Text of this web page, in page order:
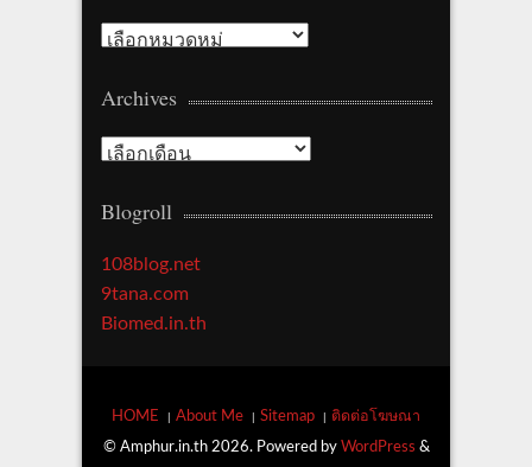
Category
Archives
Archives
Blogroll
108blog.net
9tana.com
Biomed.in.th
HOME About Me Sitemap ติดต่อโฆษณา
© Amphur.in.th 2026. Powered by WordPress &